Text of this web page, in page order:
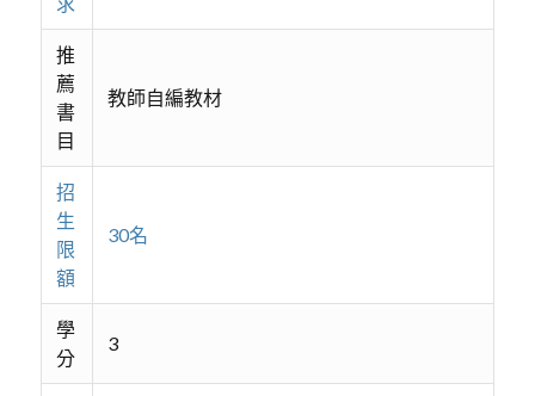
推
薦
書
目
教師自編教材
招
生
限
額
30名
學
分
3